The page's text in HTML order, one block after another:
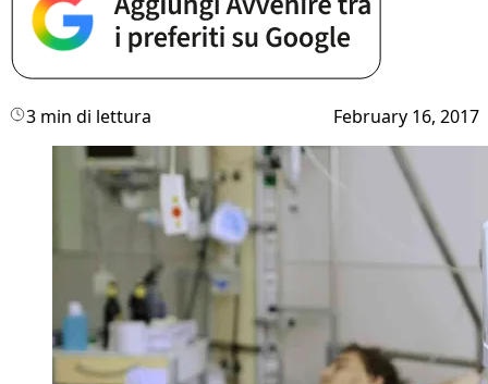
3 min di lettura February 16, 2017